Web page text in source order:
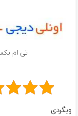
تی ام
وبگردی